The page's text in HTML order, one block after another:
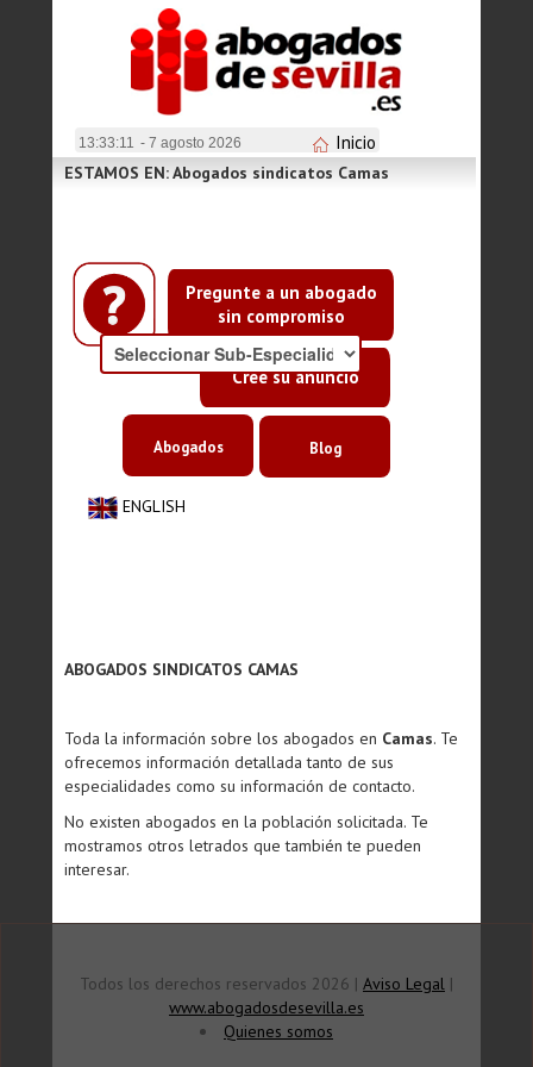
13:33:11 - 7 agosto 2026 Inicio
Pregunte a un abogado
sin compromiso
Cree su anuncio
ESTAMOS EN: Abogados sindicatos Camas
ENGLISH
Abogados Blog
ABOGADOS SINDICATOS CAMAS
Toda la información sobre los abogados en Camas. Te
ofrecemos información detallada tanto de sus
especialidades como su información de contacto.
No existen abogados en la población solicitada. Te
mostramos otros letrados que también te pueden
interesar.
Todos los derechos reservados 2026 | Aviso Legal |
www.abogadosdesevilla.es
Quienes somos